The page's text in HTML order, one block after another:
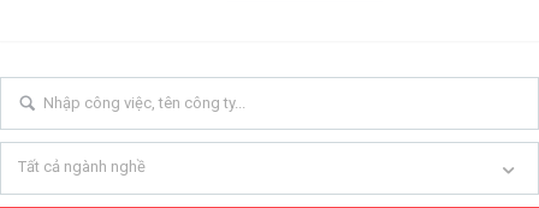
Tất cả ngành nghề